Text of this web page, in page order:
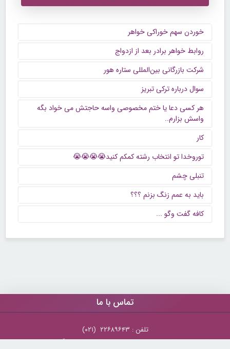
خوردن سهم خوراکی خواهر
روابط خواهر برادر بعد از ازدواج
شرکت بازرگانی بین‌المللی ستاره هور
سوال درباره ترکی تبریز
هر کسی دعا یا ختم مخصوصی واسه حاجتش می خواد بگه
واسش بزارم..
کار
توروخدا تو انتخاب رشته کمکم کنید😭😭😭😭
تنبلی چشم
باید به عمم زنگ بزنم ؟؟؟
كافه گفت وگو ...
تماس با ما
تلفن : ۲۲۶۸۹۶۴۳ (۰۲۱)
شنبه تا چهارشنبه از ساعت 9 تا 5 منتظر شنیدن صدای گرم شما هستیم.